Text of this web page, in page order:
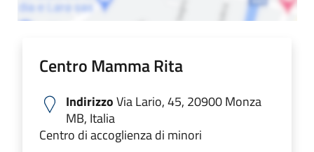
Centro Mamma Rita
IndirizzoVia Lario, 45, 20900 Monza
MB, Italia
Centro di accoglienza di minori